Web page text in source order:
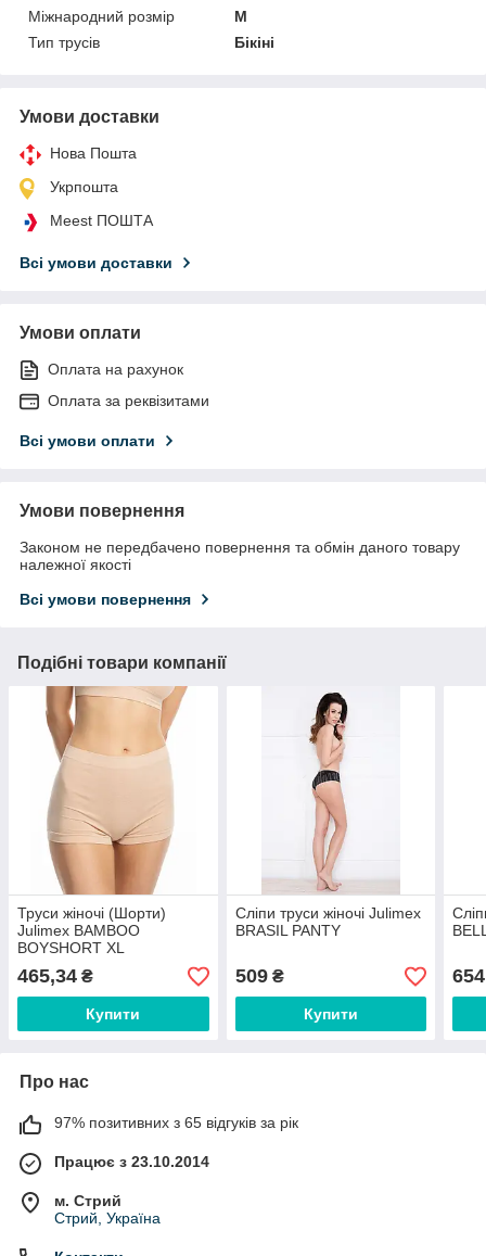
Міжнародний розмір
M
Тип трусів
Бікіні
Умови доставки
Нова Пошта
Укрпошта
Meest ПОШТА
Всі умови доставки
Умови оплати
Оплата на рахунок
Оплата за реквізитами
Всі умови оплати
Умови повернення
Законом не передбачено повернення та обмін даного товару
належної якості
Всі умови повернення
Подібні товари компанії
Труси жіночі (Шорти)
Julimex BAMBOO
BOYSHORT XL
465,34 ₴
Купити
Сліпи труси жіночі Julimex
BRASIL PANTY
509₴
Купити
Про нас
97% позитивних з 65 відгуків за рік
Працює з 23.10.2014
м. Стрий
Стрий, Україна